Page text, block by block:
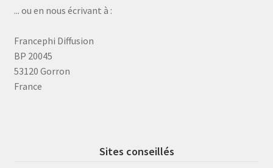
... ou en nous écrivant à :
Francephi Diffusion
BP 20045
53120 Gorron
France
Sites conseillés